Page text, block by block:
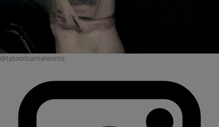
@tatooilcamaleonte